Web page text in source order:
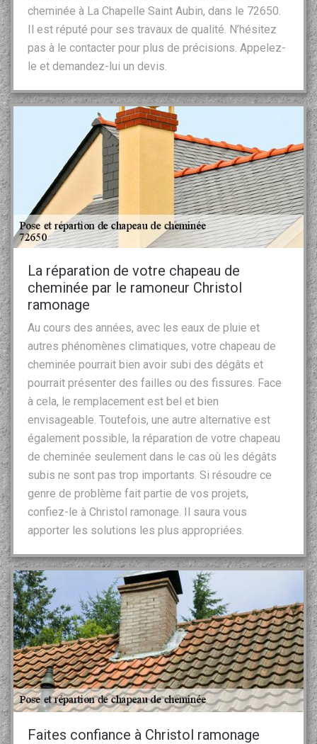
cheminée à La Chapelle Saint Aubin, dans le 72650.
Il est réputé pour ses travaux de qualité. N’hésitez
pas à le contacter pour plus de précisions. Appelez-
le et demandez-lui un devis.
La réparation de votre chapeau de
cheminée par le ramoneur Christol
ramonage
Au cours des années, avec les eaux de pluie et
autres phénomènes climatiques, votre chapeau de
cheminée pourrait bien avoir subi des dégâts et
pourrait présenter des failles ou des fissures. Face
à cela, le remplacement est bel et bien
envisageable. Toutefois, une autre alternative est
également possible, la réparation de votre chapeau
de cheminée seulement dans le cas où les dégâts
subis ne sont pas trop importants. Si résoudre ce
genre de problème fait partie de vos projets,
confiez-le à Christol ramonage. Il saura vous
apporter les solutions les plus appropriées.
Faites confiance à Christol ramonage